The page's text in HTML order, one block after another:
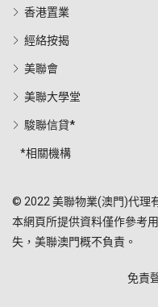
香港置業
經絡按揭
美聯會
美聯大學堂
駿聯信貸*
*相關機構
© 2022 美聯物業(澳門)代理
本網頁所提供資料僅作參考
失，美聯澳門概不負責。
免責